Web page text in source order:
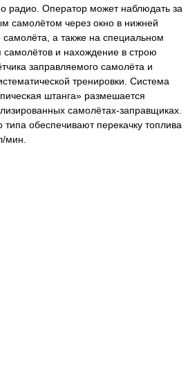
радио. Оператор может наблюдать за
самолётом через окно в нижней
а также на специальном
самолётов и нахождение в строю
заправляемого самолёта и
тренировки. Система
штанга» размешается
самолётах-заправщиках.
типа обеспечивают перекачку топлива
мин.